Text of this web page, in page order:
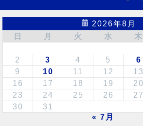
2026年8月
日
月 火 水 木
2
3 4 5 6
9
10 11 12 13
16
17 18 19 20
23
24 25 26 27
30
31
« 7月